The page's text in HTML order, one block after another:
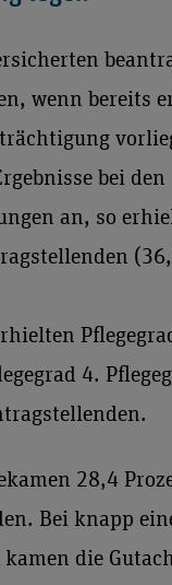
wenn bereits
bei den
an, so
4.
28,4
Bei knapp
kamen die